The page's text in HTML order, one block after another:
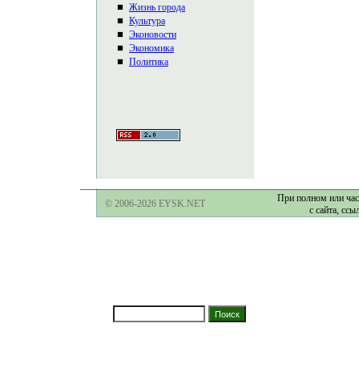
Жизнь города
Культура
Эконовости
Экономика
Политика
© 2006-2026 EYSK.NET
При полном или
с сайта,